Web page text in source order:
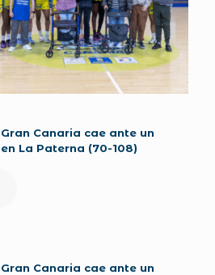
Gran Canaria cae ante un
La Paterna (70-108)
Gran Canaria cae ante un